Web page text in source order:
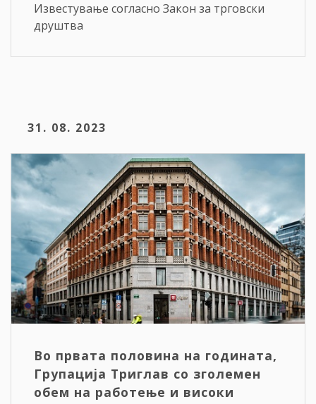
Известување согласно Закон за трговски
друштва
31. 08. 2023
Во првата половина на годината,
Групација Триглав со зголемен
обем на работење и високи